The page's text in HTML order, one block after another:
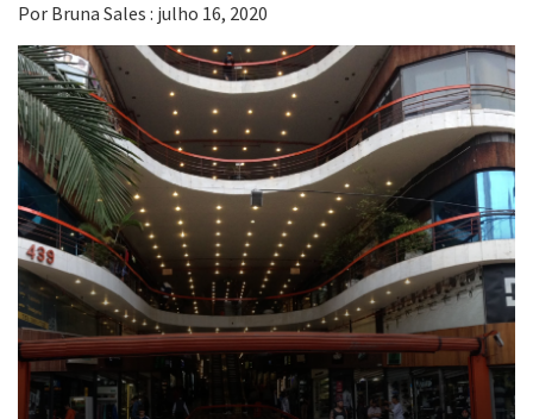
Por Bruna Sales : julho 16, 2020